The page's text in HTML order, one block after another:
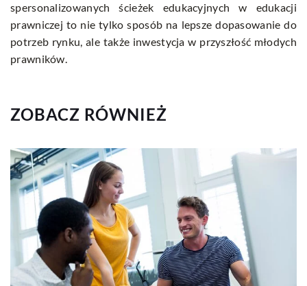
spersonalizowanych ścieżek edukacyjnych w edukacji
prawniczej to nie tylko sposób na lepsze dopasowanie do
potrzeb rynku, ale także inwestycja w przyszłość młodych
prawników.
ZOBACZ RÓWNIEŻ